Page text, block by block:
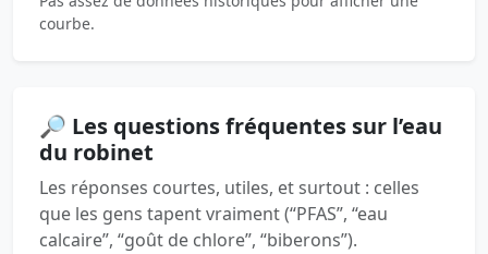
courbe.
🔎 Les questions fréquentes sur l’eau
du robinet
Les réponses courtes, utiles, et surtout : celles
que les gens tapent vraiment (“PFAS”, “eau
calcaire”, “goût de chlore”, “biberons”).